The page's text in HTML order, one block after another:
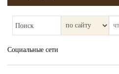
Поиск
Социальные сети